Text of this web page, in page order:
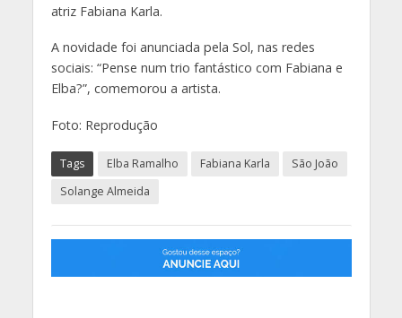
atriz Fabiana Karla.
A novidade foi anunciada pela Sol, nas redes
sociais: “Pense num trio fantástico com Fabiana e
Elba?”, comemorou a artista.
Foto: Reprodução
Tags Elba Ramalho Fabiana Karla
São João
Solange Almeida